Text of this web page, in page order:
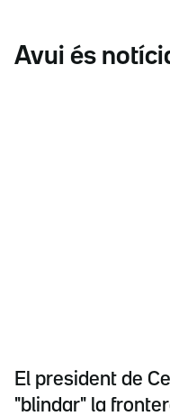
Avui és
El president de
"blindar" la